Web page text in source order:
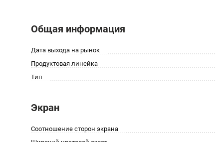
Общая информация
Дата выхода на рынок
Продуктовая линейка
Тип
Экран
Соотношение сторон экрана